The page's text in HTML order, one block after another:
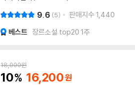
9.6 5 판매지수 1,440
베스트 장르소설 top20 1주
18,000원
10 16,200